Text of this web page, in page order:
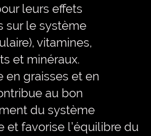
leurs effets
sur le système
vitamines,
et minéraux.
en graisses et en
au bon
du système
et favorise l’équilibre du